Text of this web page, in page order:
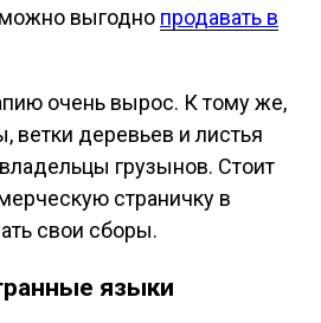
выгодно продавать в
очень вырос. К тому же,
ветки деревьев и листья
грузынов. Стоит
страничку в
свои сборы.
языки